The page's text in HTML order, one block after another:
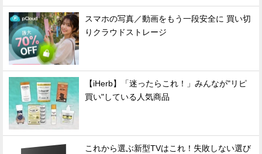
スマホの写真／動画をもう一段安全に 買い切
りクラウドストレージ
【iHerb】「迷ったらこれ！」みんなが"リピ
買い"している人気商品
これから選ぶ新型TVはこれ！失敗しない選び